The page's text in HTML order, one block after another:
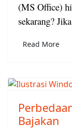
(MS Office)
sekarang?
Read More
Bajakan